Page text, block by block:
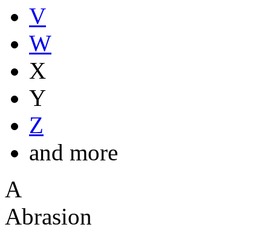
V
W
X
Y
Z
and more
A
Abrasion